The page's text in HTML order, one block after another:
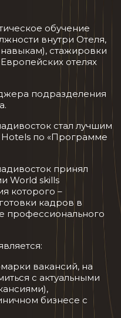
обучение
внутри Отеля,
стажировки
отелях
подразделения
стал лучшим
Hotels по «Программе
принял
World skills
которого –
кадров в
профессионального
вакансий, на
с актуальными
бизнесе с